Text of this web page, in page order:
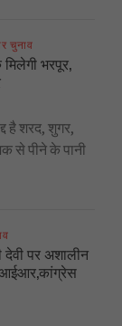
चुनाव
मिलेगी भरपूर,
है शरद, शुगर,
से पीने के पानी
देवी पर अशालीन